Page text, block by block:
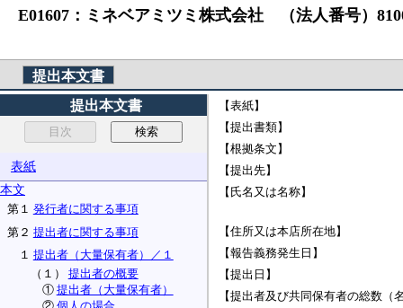
E01607：ミネベアミツミ株式会社 （法人番号）
提出本文書
提出本文書